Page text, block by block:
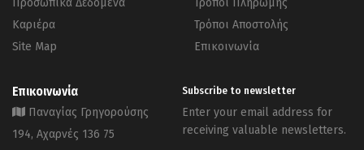
Καριέρα
Site Map
Τρόποι Αποστολής
Επικοινωνία
Επικοινωνία
Παναγίας Γρηγορούσης
194, Αχαρνές 136 75
Subscribe to newsletter
Enter your email address for
receiving valuable newsletters.